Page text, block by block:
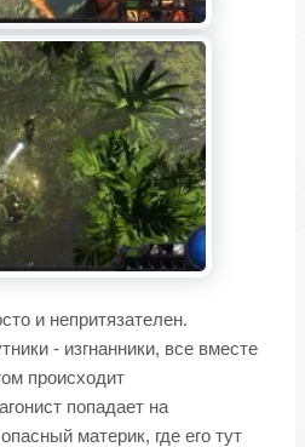
и непритязателен.
- изгнанники, все вместе
происходит
попадает на
материк, где его тут